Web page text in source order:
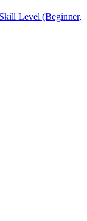
Level (Beginner,